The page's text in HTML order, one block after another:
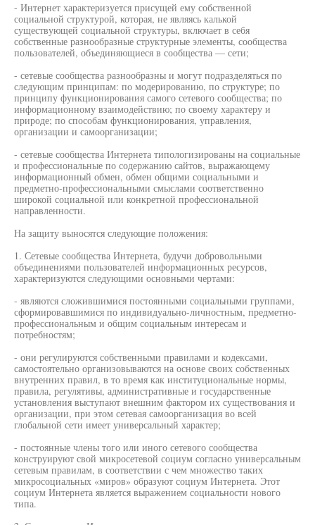
- Интернет характеризуется присущей ему собственной
социальной структурой, которая, не являясь калькой
существующей социальной структуры, включает в себя
собственные разнообразные структурные элементы, сообщества
пользователей, объединяющиеся в сообщества — сети;
- сетевые сообщества разнообразны и могут подразделяться по
следующим принципам: по модерированию, по структуре; по
принципу функционирования самого сетевого сообщества; по
информационному взаимодействию; по своему характеру и
природе; по способам функционирования, управления,
организации и самоорганизации;
- сетевые сообщества Интернета типологизированы на социальные
и профессиональные по содержанию сайтов, выражающему
информационный обмен, обмен общими социальными и
предметно-профессиональными смыслами соответственно
широкой социальной или конкретной профессиональной
направленности.
На защиту выносятся следующие положения:
1. Сетевые сообщества Интернета, будучи добровольными
объединениями пользователей информационных ресурсов,
характеризуются следующими основными чертами:
- являются сложившимися постоянными социальными группами,
сформировавшимися по индивидуально-личностным, предметно-
профессиональным и общим социальным интересам и
потребностям;
- они регулируются собственными правилами и кодексами,
самостоятельно организовываются на основе своих собственных
внутренних правил, в то время как институциональные нормы,
правила, регулятивы, административные и государственные
установления выступают внешним фактором их существования и
организации, при этом сетевая самоорганизация во всей
глобальной сети имеет универсальный характер;
- постоянные члены того или иного сетевого сообщества
конструируют свой микросетевой социум согласно универсальным
сетевым правилам, в соответствии с чем множество таких
микросоциальных «миров» образуют социум Интернета. Этот
социум Интернета является выражением социальности нового
типа.